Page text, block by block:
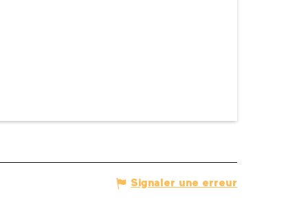
Signaler une erreur